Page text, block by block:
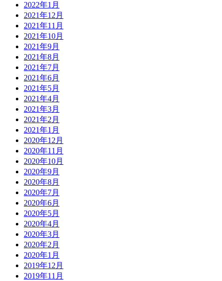
2022年1月
2021年12月
2021年11月
2021年10月
2021年9月
2021年8月
2021年7月
2021年6月
2021年5月
2021年4月
2021年3月
2021年2月
2021年1月
2020年12月
2020年11月
2020年10月
2020年9月
2020年8月
2020年7月
2020年6月
2020年5月
2020年4月
2020年3月
2020年2月
2020年1月
2019年12月
2019年11月